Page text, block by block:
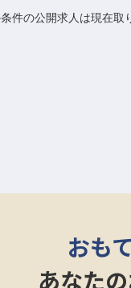
件の公開求人は現在取
おも
あなた